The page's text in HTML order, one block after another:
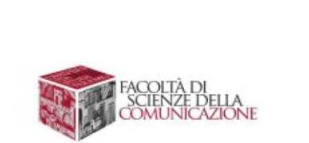
ARTICOLI
DOWNLOAD